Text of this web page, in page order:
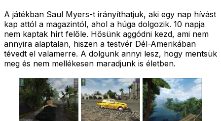
A játékban Saul Myers-t irányíthatjuk, aki egy nap hívást
kap attól a magazintól, ahol a húga dolgozik. 10 napja
nem kaptak hírt felőle. Hősünk aggódni kezd, ami nem
annyira alaptalan, hiszen a testvér Dél-Amerikában
tévedt el valamerre. A dolgunk annyi lesz, hogy mentsük
meg és nem mellékesen maradjunk is életben.